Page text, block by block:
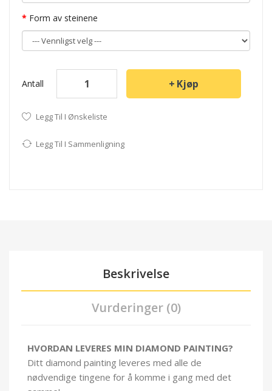
Form av steinene
Antall Kjøp
Legg Til I Ønskeliste
Legg Til I Sammenligning
Beskrivelse
Vurderinger (0)
HVORDAN LEVERES MIN DIAMOND PAINTING?
Ditt diamond painting leveres med alle de
nødvendige tingene for å komme i gang med det